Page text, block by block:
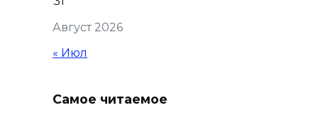
смертельное ДТП в
Целинском районе
Август 2026
« Июл
Самое читаемое